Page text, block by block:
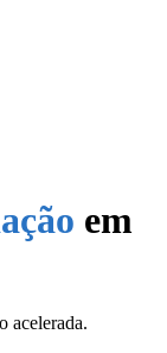
em
acelerada.